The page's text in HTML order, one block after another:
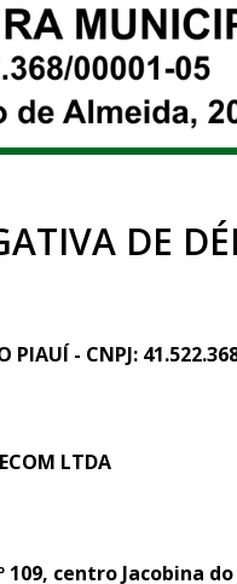
DE
PIAUÍ - CNPJ:
LTDA
centro Jacobina